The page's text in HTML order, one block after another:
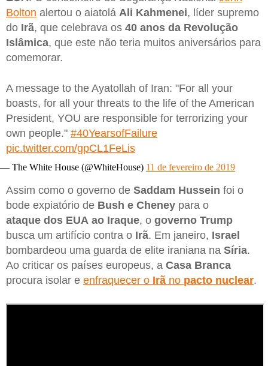
Bolton alertou o aiatolá Ali Kahmenei, líder supremo
do Irã, que celebrava os 40 anos da Revolução
Islâmica, que este não teria muitos aniversários para
comemorar.
A message to the Ayatollah of Iran: "For all your
boasts, for all your threats to the life of the American
President, YOU are responsible for terrorizing your
own people." #40YearsofFailure
pic.twitter.com/gpCL1FeLis
— The White House (@WhiteHouse) 11 de fevereiro de 2019
Assim como o governo de Saddam Hussein foi o
bode expiatório de Bush e Cheney para o
ataque dos EUA ao Iraque, o governo Trump
busca um artifício contra o Irã. Em janeiro, Israel
bombardeou uma guarda de elite iraniana na Síria.
Ao criticar os países europeus, a Casa Branca
procura isolar e enfraquecer o Irã no pacto nuclear.